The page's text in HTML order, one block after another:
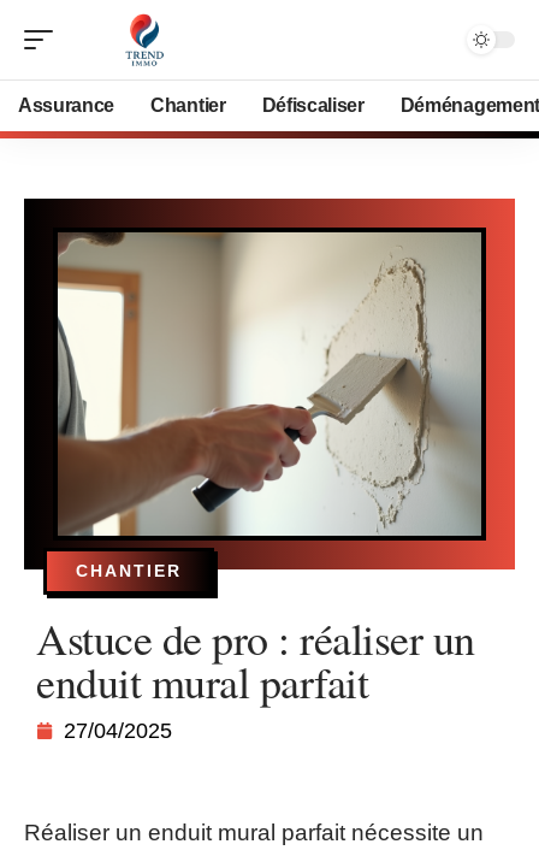
Assurance Chantier Défiscaliser Déménagement
CHANTIER
Astuce de pro : réaliser un
enduit mural parfait
27/04/2025
Réaliser un enduit mural parfait nécessite un